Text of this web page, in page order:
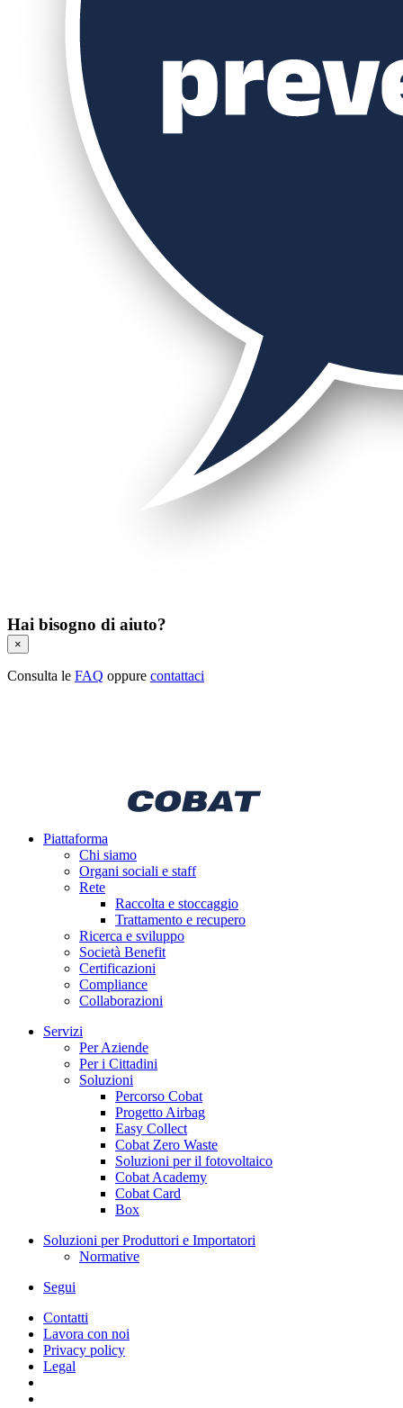
Hai bisogno di aiuto?
×
Consulta le FAQ oppure contattaci
Piattaforma
Chi siamo
Organi sociali e staff
Rete
Raccolta e stoccaggio
Trattamento e recupero
Ricerca e sviluppo
Società Benefit
Certificazioni
Compliance
Collaborazioni
Servizi
Per Aziende
Per i Cittadini
Soluzioni
Percorso Cobat
Progetto Airbag
Easy Collect
Cobat Zero Waste
Soluzioni per il fotovoltaico
Cobat Academy
Cobat Card
Box
Soluzioni per Produttori e Importatori
Normative
Segui
Contatti
Lavora con noi
Privacy policy
Legal